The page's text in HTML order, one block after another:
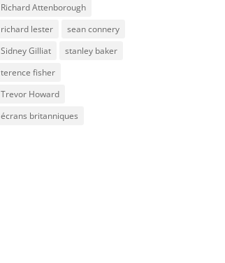
Richard Attenborough
richard lester
sean connery
Sidney Gilliat
stanley baker
terence fisher
Trevor Howard
écrans britanniques